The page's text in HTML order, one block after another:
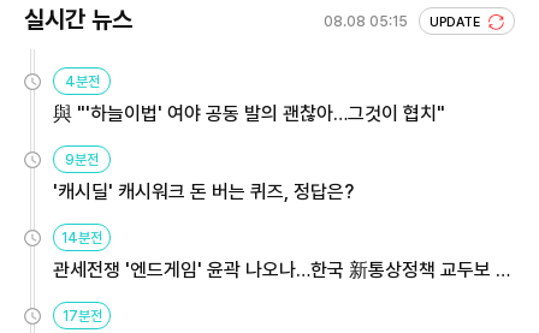
실시간 뉴스 08.08 05:15 UPDATE
4분전
與 "'하늘이법' 여야 공동 발의 괜찮아…그것이 협치"
9분전
'캐시딜' 캐시워크 돈 버는 퀴즈, 정답은?
14분전
관세전쟁 '엔드게임' 윤곽 나오나…한국 新통상정책 교두보 활
17분전